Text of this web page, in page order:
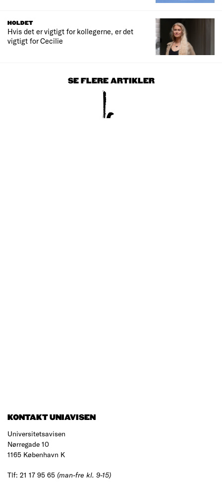
HOLDET
Hvis det er vigtigt for kollegerne, er det
vigtigt for Cecilie
SE FLERE ARTIKLER
KONTAKT UNIAVISEN
Universitetsavisen
Nørregade 10
1165 København K
Tlf: 21 17 95 65 (man-fre kl. 9-15)